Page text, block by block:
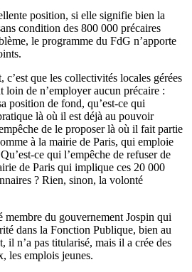
position, si elle signifie bien la
condition des 800 000 précaires
le programme du FdG n’apporte
c’est que les collectivités locales gérées
loin de n’employer aucun précaire :
position de fond, qu’est-ce qui
là où il est déjà au pouvoir
de le proposer là où il fait partie
à la mairie de Paris, qui emploie
ce qui l’empêche de refuser de
de Paris qui implique ces 20 000
? Rien, sinon, la volonté
membre du gouvernement Jospin qui
dans la Fonction Publique, bien au
n’a pas titularisé, mais il a crée des
les emplois jeunes.